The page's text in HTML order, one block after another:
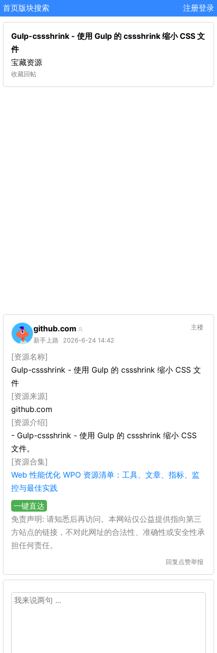
首页版块搜索 注册登录
Gulp-cssshrink - 使用 Gulp 的 cssshrink 缩小 CSS 文
件
宝藏资源
收藏回帖
github.com
新手上路 2026-6-24 14:42
主楼
[资源名称]
Gulp-cssshrink - 使用 Gulp 的 cssshrink 缩小 CSS 文
件
[资源来源]
github.com
[资源介绍]
- Gulp-cssshrink - 使用 Gulp 的 cssshrink 缩小 CSS
文件。
[资源合集]
Web 性能优化 WPO 资源清单：工具、文章、指标、监
控与最佳实践
一键直达
免责声明: 请知悉后再访问。本网站仅公益提供指向第三
方站点的链接，不对此网址的合法性、准确性或安全性承
担任何责任。
回复 点赞举报